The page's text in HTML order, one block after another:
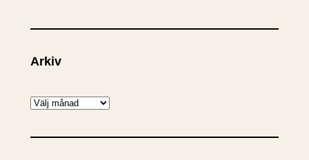
Arkiv
A
k